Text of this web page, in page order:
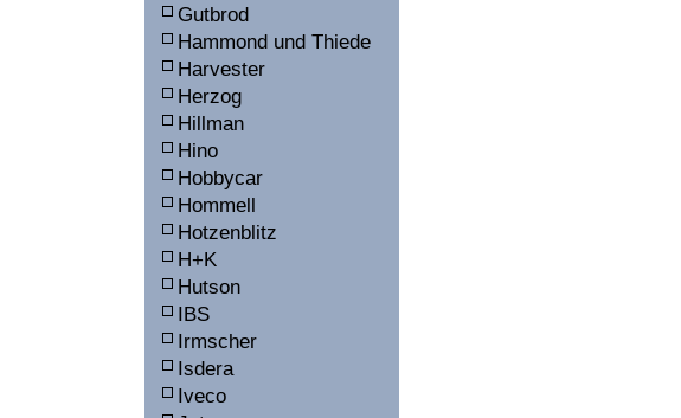
Gutbrod
Hammond und Thiede
Harvester
Herzog
Hillman
Hino
Hobbycar
Hommell
Hotzenblitz
H+K
Hutson
IBS
Irmscher
Isdera
Iveco